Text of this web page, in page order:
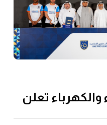
محطة الفجيرة
للتحلية سعة 60 مليون جالون
والكهرباء تعلن